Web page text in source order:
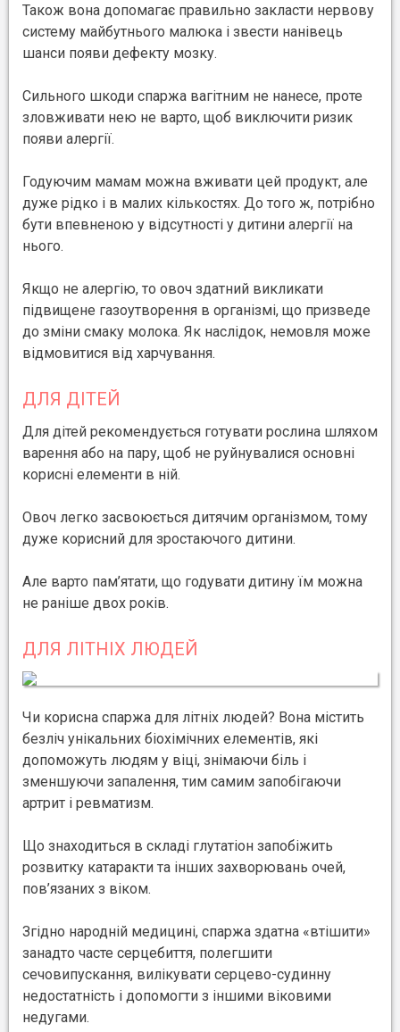
Також вона допомагає правильно закласти нервову
систему майбутнього малюка і звести нанівець
шанси появи дефекту мозку.
Сильного шкоди спаржа вагітним не нанесе, проте
зловживати нею не варто, щоб виключити ризик
появи алергії.
Годуючим мамам можна вживати цей продукт, але
дуже рідко і в малих кількостях. До того ж, потрібно
бути впевненою у відсутності у дитини алергії на
нього.
Якщо не алергію, то овоч здатний викликати
підвищене газоутворення в організмі, що призведе
до зміни смаку молока. Як наслідок, немовля може
відмовитися від харчування.
ДЛЯ ДІТЕЙ
Для дітей рекомендується готувати рослина шляхом
варення або на пару, щоб не руйнувалися основні
корисні елементи в ній.
Овоч легко засвоюється дитячим організмом, тому
дуже корисний для зростаючого дитини.
Але варто пам’ятати, що годувати дитину їм можна
не раніше двох років.
ДЛЯ ЛІТНІХ ЛЮДЕЙ
Чи корисна спаржа для літніх людей? Вона містить
безліч унікальних біохімічних елементів, які
допоможуть людям у віці, знімаючи біль і
зменшуючи запалення, тим самим запобігаючи
артрит і ревматизм.
Що знаходиться в складі глутатіон запобіжить
розвитку катаракти та інших захворювань очей,
пов’язаних з віком.
Згідно народній медицині, спаржа здатна «втішити»
занадто часте серцебиття, полегшити
сечовипускання, вилікувати серцево-судинну
недостатність і допомогти з іншими віковими
недугами.